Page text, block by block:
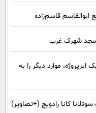
قاسم‌زاده
شهرک غرب
موارد دیگر را به
کانا رادویچ (+تصاویر)